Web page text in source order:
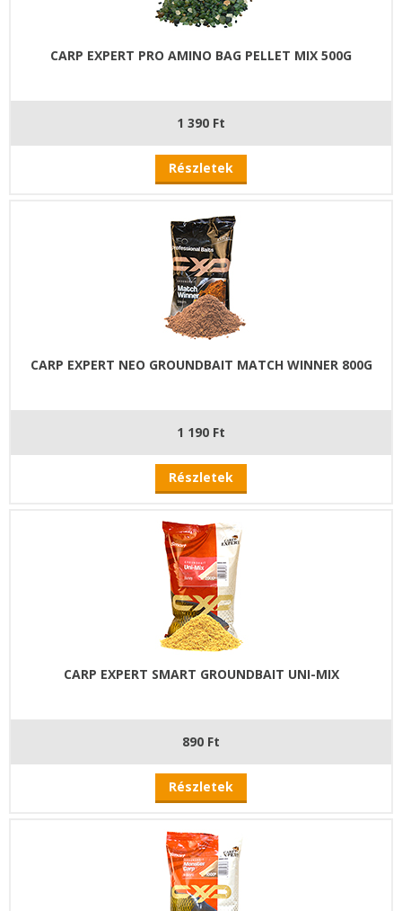
CARP EXPERT PRO AMINO BAG PELLET MIX 500G
1 390 Ft
Részletek
CARP EXPERT NEO GROUNDBAIT MATCH WINNER 800G
1 190 Ft
Részletek
CARP EXPERT SMART GROUNDBAIT UNI-MIX
890 Ft
Részletek